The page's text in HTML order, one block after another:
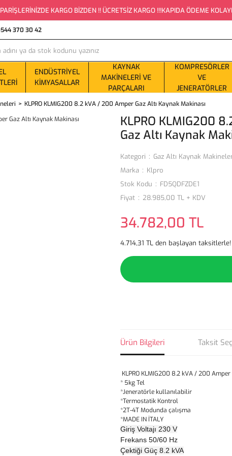
KARGO BİZDEN !! ÜCRETSİZ KARGO !!!KAPIDA ÖDEME
370 30 42
ENDÜSTRIYEL
KIMYASALLAR
KAYNAK
MAKINELERI VE
PARÇALARI
KOMPRESÖRLER
VE
JENERATÖRLER
KLPRO KLMIG200 8.2 kVA / 200 Amper Gaz Altı Kaynak Makinası
KLPRO KLMIG200
Gaz Altı Kaynak
Kategori
Gaz Altı Kaynak
Marka
Klpro
Stok Kodu
FD5QDFZDE1
Fiyat
28.985,00 TL + KDV
34.782,00 TL
4.714,31 TL den başlayan taksitlerle!
Ürün Bilgileri Taksit
KLPRO KLMIG200 8.2 kVA / 200 Amper
* 5kg Tel
*Jeneratörle kullanılabilir
*Termostatik Kontrol
*2T-4T Modunda çalışma
*MADE IN İTALY
Giriş Voltajı 230 V
Frekans 50/60 Hz
Çektiği Güç 8.2 kVA